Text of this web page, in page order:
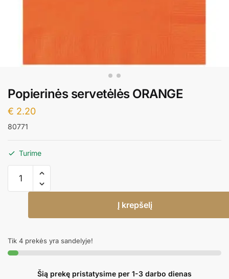
Popierinės servetėlės ORANGE
€ 2.20
80771
Turime
kiekis:
Popierinės
ORANGE
Į krepšelį
Tik 4 prekės yra sandelyje!
Šią prekę pristatysime per 1-3 darbo dienas